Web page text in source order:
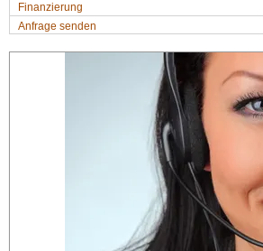
Finanzierung
Anfrage senden